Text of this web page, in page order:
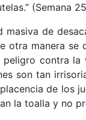
(Semana
masiva de
otra manera
contra la
son tan
de los
la toalla y no